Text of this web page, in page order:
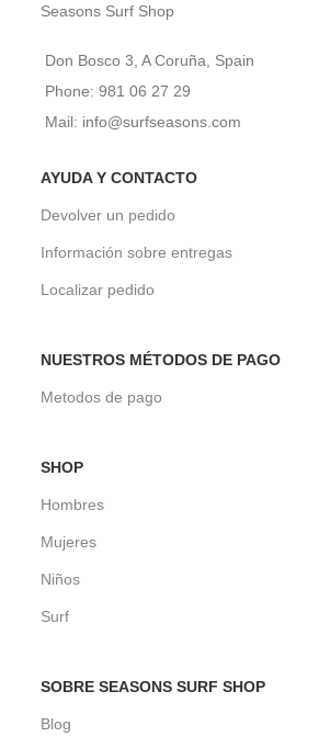
Seasons Surf Shop
Don Bosco 3, A Coruña, Spain
Phone: 981 06 27 29
Mail: info@surfseasons.com
AYUDA Y CONTACTO
Devolver un pedido
Información sobre entregas
Localizar pedido
NUESTROS MÉTODOS DE PAGO
Metodos de pago
SHOP
Hombres
Mujeres
Niños
Surf
SOBRE SEASONS SURF SHOP
Blog